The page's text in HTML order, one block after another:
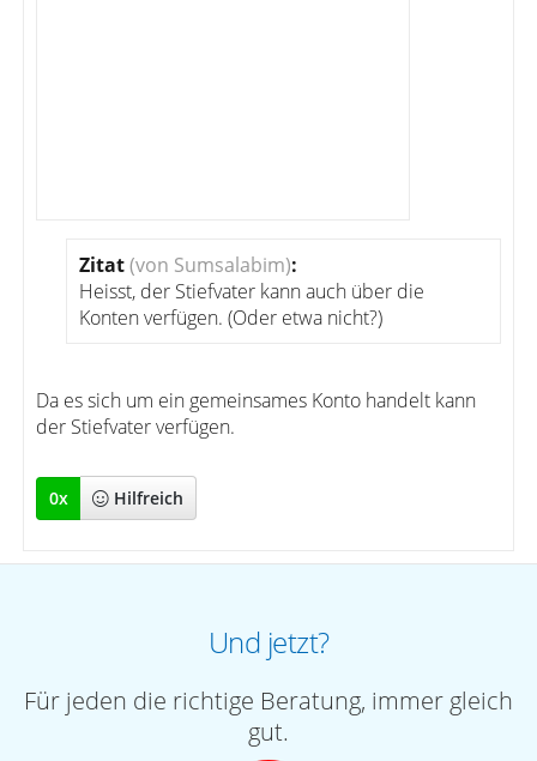
Zitat(von Sumsalabim):
Heisst, der Stiefvater kann auch über die
Konten verfügen. (Oder etwa nicht?)
Da es sich um ein gemeinsames Konto handelt kann
der Stiefvater verfügen.
0x Hilfreich
Und jetzt?
Für jeden die richtige Beratung, immer gleich
gut.